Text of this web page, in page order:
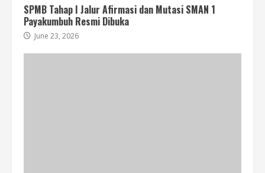
SPMB Tahap I Jalur Afirmasi dan Mutasi SMAN 1
Payakumbuh Resmi Dibuka
June 23, 2026